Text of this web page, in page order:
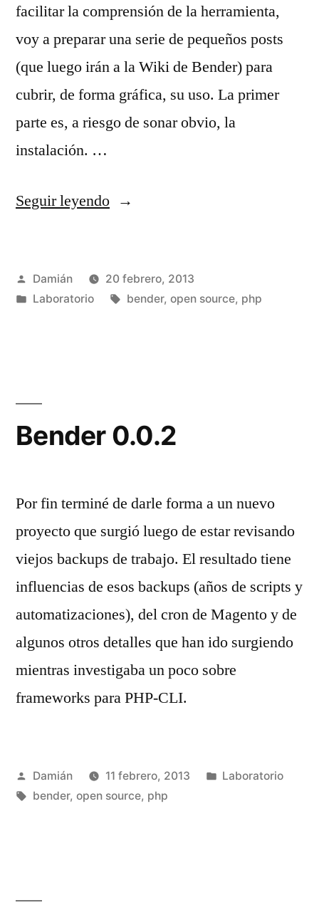
facilitar la comprensión de la herramienta,
voy a preparar una serie de pequeños posts
(que luego irán a la Wiki de Bender) para
cubrir, de forma gráfica, su uso. La primer
parte es, a riesgo de sonar obvio, la
instalación. …
Seguir leyendo«Cómo
Publicado
por
Damián
20 febrero, 2013
Publicado
Laboratorio Etiquetas:
bender, open source, php
Bender 0.0.2
Por fin terminé de darle forma a un nuevo
proyecto que surgió luego de estar revisando
viejos backups de trabajo. El resultado tiene
influencias de esos backups (años de scripts y
automatizaciones), del cron de Magento y de
algunos otros detalles que han ido surgiendo
mientras investigaba un poco sobre
frameworks para PHP-CLI.
Publicado
por
Damián 11 febrero, 2013
Publicado
Laboratorio
Etiquetas:
bender, open source, php